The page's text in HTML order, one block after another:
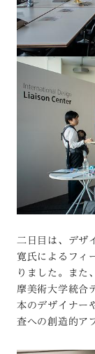
二日目は、デザ
寛氏によるフィ
りました。また
摩美術大学統合
本のデザイナー
査への創造的ア